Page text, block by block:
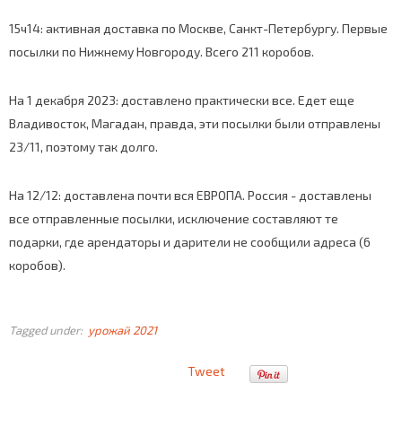
15ч14: активная доставка по Москве, Санкт-Петербургу. Первые
посылки по Нижнему Новгороду. Всего 211 коробов.
На 1 декабря 2023: доставлено практически все. Едет еще
Владивосток, Магадан, правда, эти посылки были отправлены
23/11, поэтому так долго.
На 12/12: доставлена почти вся ЕВРОПА. Россия - доставлены
все отправленные посылки, исключение составляют те
подарки, где арендаторы и дарители не сообщили адреса (6
коробов).
Tagged under: урожай 2021
Tweet